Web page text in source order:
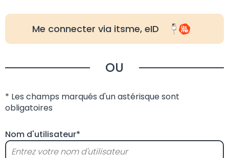
Me connecter via itsme, eID
OU
* Les champs marqués d'un astérisque sont
obligatoires
Nom d'utilisateur*